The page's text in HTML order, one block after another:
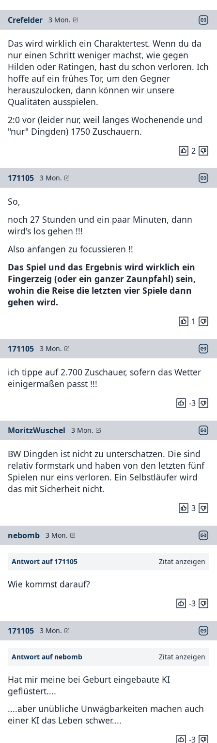
Crefelder 3 Mon.
Das wird wirklich ein Charaktertest. Wenn du da
nur einen Schritt weniger machst, wie gegen
Hilden oder Ratingen, hast du schon verloren. Ich
hoffe auf ein frühes Tor, um den Gegner
herauszulocken, dann können wir unsere
Qualitäten ausspielen.
2:0 vor (leider nur, weil langes Wochenende und
"nur" Dingden) 1750 Zuschauern.
2
171105 3 Mon.
So,
noch 27 Stunden und ein paar Minuten, dann
wird's los gehen !!!
Also anfangen zu focussieren !!
Das Spiel und das Ergebnis wird wirklich ein
Fingerzeig (oder ein ganzer Zaunpfahl) sein,
wohin die Reise die letzten vier Spiele dann
gehen wird.
1
171105 3 Mon.
ich tippe auf 2.700 Zuschauer, sofern das Wetter
einigermaßen passt !!!
-3
MoritzWuschel 3 Mon.
BW Dingden ist nicht zu unterschätzen. Die sind
relativ formstark und haben von den letzten fünf
Spielen nur eins verloren. Ein Selbstläufer wird
das mit Sicherheit nicht.
3
nebomb 3 Mon.
Antwort auf 171105 Zitat anzeigen
Wie kommst darauf?
-3
171105 3 Mon.
Antwort auf nebomb Zitat anzeigen
Hat mir meine bei Geburt eingebaute KI
geflüstert....
....aber unübliche Unwägbarkeiten machen auch
einer KI das Leben schwer....
-3